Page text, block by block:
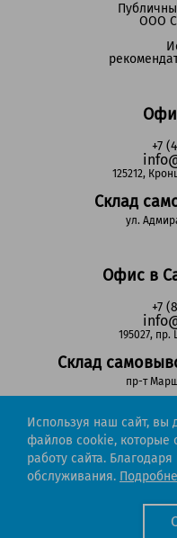
+7
125212,
Склад
ул.
Офис в
+7
195027, пр.
Склад
пр-т
8-
ООО
Cartridge.ru
Используя наш сайт, вы
файлов cookie, которые
работу сайта.
обслуживания.